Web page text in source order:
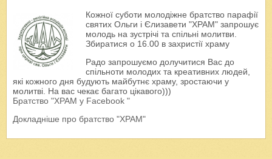
Кожної суботи молодіжне братство парафії
святих Ольги і Єлизавети "ХРАМ" запрошує
молодь на зустрічі та спільні молитви.
Збиратися о 16.00 в захристії храму
Радо запрошуємо долучитися Вас до
спільноти молодих та креативних людей,
які кожного дня будують майбутнє храму, зростаючи у
молитві. На вас чекає багато цікавого)))
Братство "ХРАМ у Facebook "
Докладніше про братство "ХРАМ"